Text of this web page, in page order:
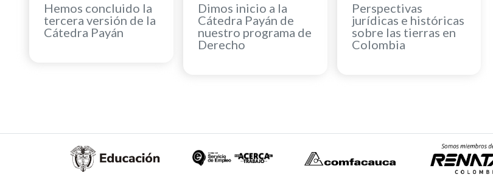
Hemos concluido la
tercera versión de la
Cátedra Payán
Dimos inicio a la
Cátedra Payán de
nuestro programa de
Derecho
Perspectivas
jurídicas e históricas
sobre las tierras en
Colombia